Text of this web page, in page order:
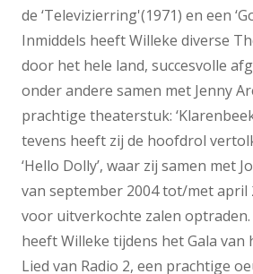
de ‘Televizierring'(1971) en een
Inmiddels heeft Willeke diverse
door het hele land, succesvolle
onder andere samen met Jenny
prachtige theaterstuk:
tevens heeft zij de hoofdrol
‘Hello Dolly’, waar zij samen met
van september 2004 tot/met april
voor uitverkochte zalen optraden.
heeft Willeke tijdens het Gala van
Lied van Radio 2, een prachtige